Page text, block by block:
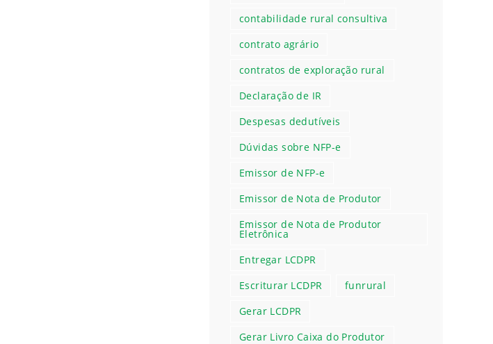
contabilidade rural consultiva
contrato agrário
contratos de exploração rural
Declaração de IR
Despesas dedutíveis
Dúvidas sobre NFP-e
Emissor de NFP-e
Emissor de Nota de Produtor
Emissor de Nota de Produtor
Eletrônica
Entregar LCDPR
Escriturar LCDPR
funrural
Gerar LCDPR
Gerar Livro Caixa do Produtor